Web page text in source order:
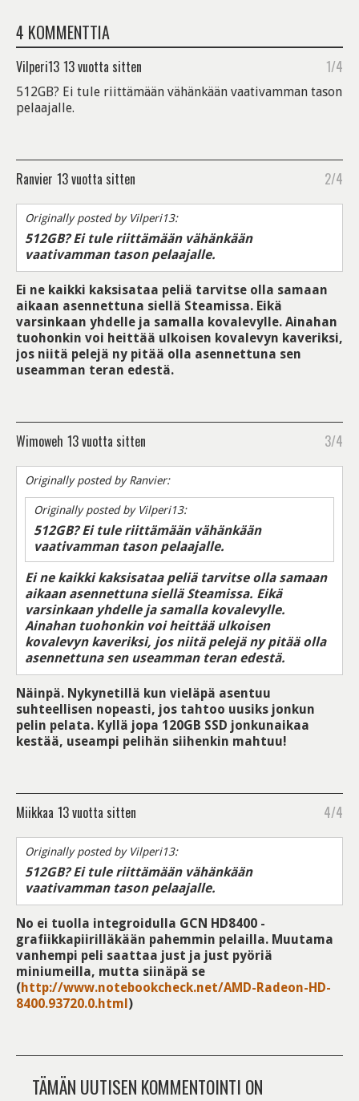
4 KOMMENTTIA
Vilperi13 13 vuotta sitten 1/4
512GB? Ei tule riittämään vähänkään vaativamman tason
pelaajalle.
Ranvier 13 vuotta sitten 2/4
Originally posted by Vilperi13:
512GB? Ei tule riittämään vähänkään
vaativamman tason pelaajalle.
Ei ne kaikki kaksisataa peliä tarvitse olla samaan
aikaan asennettuna siellä Steamissa. Eikä
varsinkaan yhdelle ja samalla kovalevylle. Ainahan
tuohonkin voi heittää ulkoisen kovalevyn kaveriksi,
jos niitä pelejä ny pitää olla asennettuna sen
useamman teran edestä.
Wimoweh 13 vuotta sitten 3/4
Originally posted by Ranvier:
Originally posted by Vilperi13:
512GB? Ei tule riittämään vähänkään
vaativamman tason pelaajalle.
Ei ne kaikki kaksisataa peliä tarvitse olla samaan
aikaan asennettuna siellä Steamissa. Eikä
varsinkaan yhdelle ja samalla kovalevylle.
Ainahan tuohonkin voi heittää ulkoisen
kovalevyn kaveriksi, jos niitä pelejä ny pitää olla
asennettuna sen useamman teran edestä.
Näinpä. Nykynetillä kun vieläpä asentuu
suhteellisen nopeasti, jos tahtoo uusiks jonkun
pelin pelata. Kyllä jopa 120GB SSD jonkunaikaa
kestää, useampi pelihän siihenkin mahtuu!
Miikkaa 13 vuotta sitten 4/4
Originally posted by Vilperi13:
512GB? Ei tule riittämään vähänkään
vaativamman tason pelaajalle.
No ei tuolla integroidulla GCN HD8400 -
grafiikkapiirilläkään pahemmin pelailla. Muutama
vanhempi peli saattaa just ja just pyöriä
miniumeilla, mutta siinäpä se
(http://www.notebookcheck.net/AMD-Radeon-HD-
8400.93720.0.html)
TÄMÄN UUTISEN KOMMENTOINTI ON